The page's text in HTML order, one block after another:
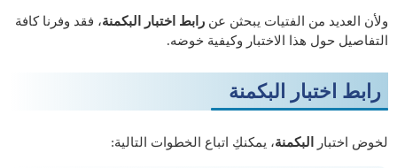
ولأن العديد من الفتيات يبحثن عن رابط اختبار البكمنة، فقد وفرنا كافة
التفاصيل حول هذا الاختبار وكيفية خوضه.
رابط اختبار البكمنة
لخوض اختبار البكمنة، يمكنكِ اتباع الخطوات التالية: